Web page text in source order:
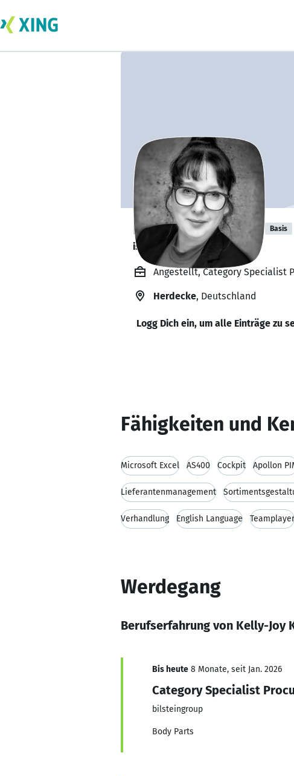
Kelly-Joy Kröber Basis
ist offen für Projekte. 🔎
Angestellt, Category Specialist
Herdecke, Deutschland
Logg Dich ein, um alle Einträge zu
Fähigkeiten und
Microsoft Excel AS400 Cockpit Apollon
Lieferantenmanagement
Verhandlung English Language Teamplayer
Werdegang
Berufserfahrung von Kelly-Joy
Bis heute 8 Monate, seit Jan. 2026
Category Specialist
bilsteingroup
Body Parts